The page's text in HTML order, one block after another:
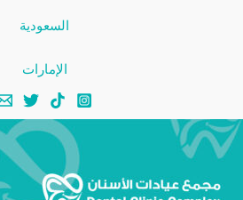
السعودية
الإمارات